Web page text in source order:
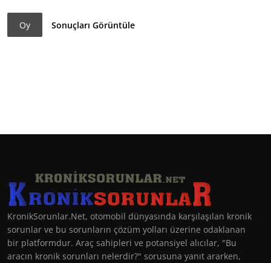
Oy Sonuçları Görüntüle
KronikSorunlar.Net, otomobil dünyasında karşılaşılan kronik
sorunlar ve bu sorunların çözüm yolları üzerine odaklanan
bir platformdur. Araç sahipleri ve potansiyel alıcılar, "Bu
aracın kronik sorunları nelerdir?" sorusuna yanıt ararken,